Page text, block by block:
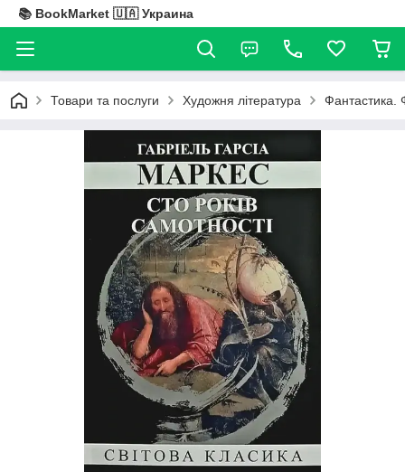
📚 BookMarket 🇺🇦 Украина
Товари та послуги Художня література Фантастика.